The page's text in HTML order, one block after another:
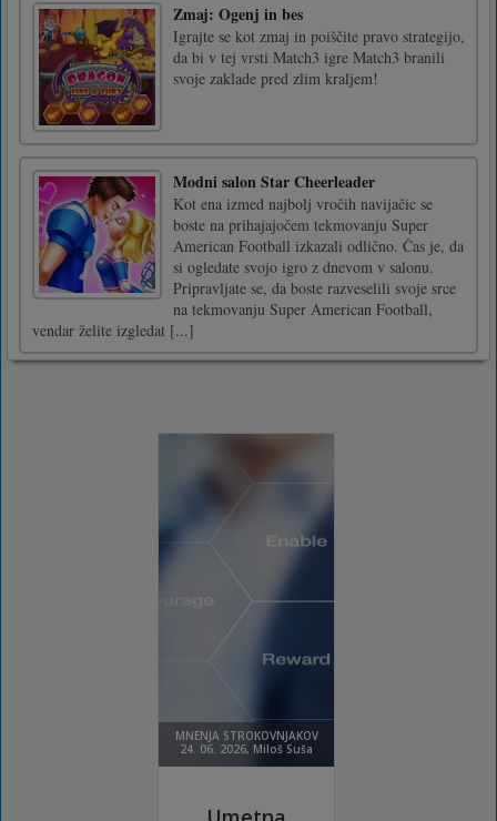
Zmaj: Ogenj in bes
Igrajte se kot zmaj in poiščite pravo strategijo,
da bi v tej vrsti Match3 igre Match3 branili
svoje zaklade pred zlim kraljem!
Modni salon Star Cheerleader
Kot ena izmed najbolj vročih navijačic se
boste na prihajajočem tekmovanju Super
American Football izkazali odlično. Čas je, da
si ogledate svojo igro z dnevom v salonu.
Pripravljate se, da boste razveselili svoje srce
na tekmovanju Super American Football,
vendar želite izgledat [...]